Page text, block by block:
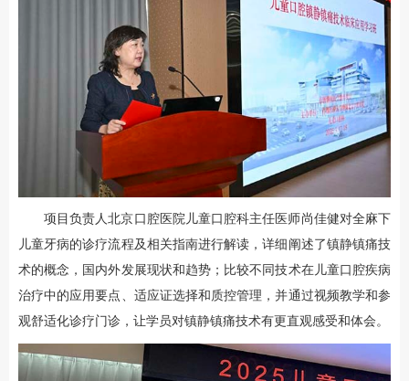
项目负责人北京口腔医院儿童口腔科主任医师尚佳健对全麻下
儿童牙病的诊疗流程及相关指南进行解读，详细阐述了镇静镇痛技
术的概念，国内外发展现状和趋势；比较不同技术在儿童口腔疾病
治疗中的应用要点、适应证选择和质控管理，并通过视频教学和参
观舒适化诊疗门诊，让学员对镇静镇痛技术有更直观感受和体会。